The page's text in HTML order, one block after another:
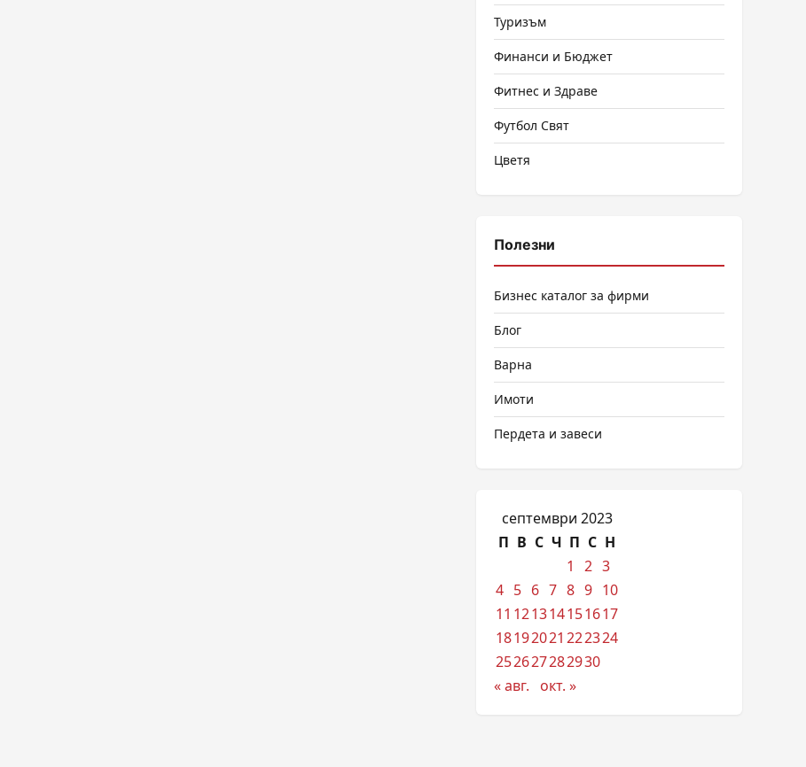
Туризъм
Финанси и Бюджет
Фитнес и Здраве
Футбол Свят
Цветя
Полезни
Бизнес каталог за фирми
Блог
Варна
Имоти
Пердета и завеси
септември 2023
П В С Ч П С Н
1
2 3
4 5 6 7 8 9 10
11 121314151617
18192021 222324
252627282930
« авг.
окт. »